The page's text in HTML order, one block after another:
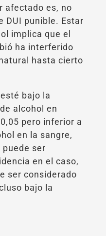
afectado es, no
DUI punible. Estar
implica que el
ha interferido
hasta cierto
bajo la
alcohol en
pero inferior a
en la sangre,
ser
en el caso,
ser considerado
bajo la